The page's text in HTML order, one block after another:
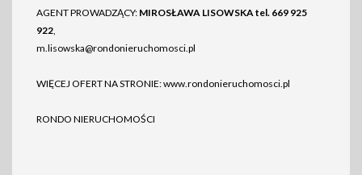
AGENT PROWADZĄCY: MIROSŁAWA LISOWSKA tel. 669 925
922,
m.lisowska@rondonieruchomosci.pl
WIĘCEJ OFERT NA STRONIE: www.rondonieruchomosci.pl
RONDO NIERUCHOMOŚCI